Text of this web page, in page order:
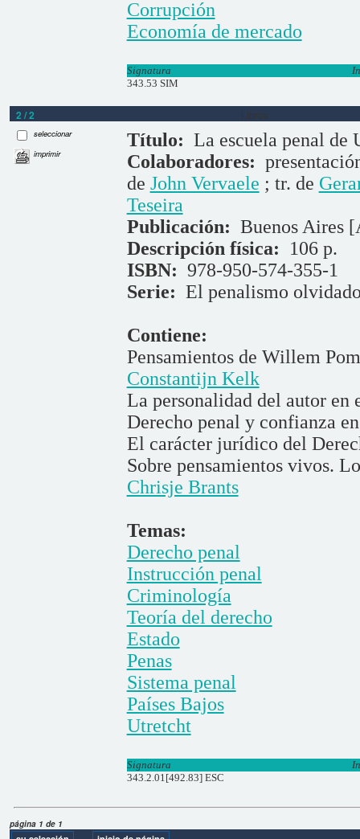
Corrupción
Economía de mercado
Signatura
343.53 SIM
2 / 2 Libros
seleccionar
imprimir
Título: La escuela penal de
Colaboradores:
de John Vervaele ; tr. de
Teseira
Publicación: Buenos Aires
Descripción física: 106 p.
ISBN: 978-950-574-355-1
Serie: El penalismo
Contiene:
Pensamientos de Willem
Constantijn Kelk
La personalidad del autor en
Derecho penal y confianza
El carácter jurídico del
Sobre pensamientos vivos.
Chrisje Brants
Temas:
Derecho penal
Instrucción penal
Criminología
Teoría del derecho
Estado
Penas
Sistema penal
Países Bajos
Utretcht
Signatura
343.2.01[492.83] ESC
página 1 de 1